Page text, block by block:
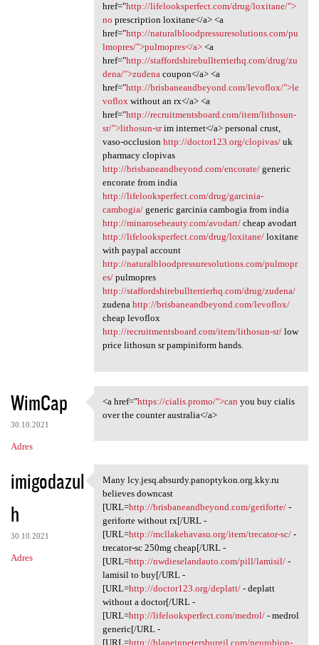
href="http://lifelooksperfect.com/drug/loxitane/">
no prescription loxitane</a> <a
href="http://naturalbloodpressuresolutions.com/pu
lmopres/">pulmopres</a><a
href="http://staffordshirebullterrierhq.com/drug/zu
dena/">zudenacoupon</a> <a
href="http://brisbaneandbeyond.com/levoflox/">le
vofloxwithout an rx</a> <a
href="http://recruitmentsboard.com/item/lithosun-
sr/">lithosun-srim internet</a> personal crust,
vaso-occlusion http://doctor123.org/clopivas/uk
pharmacy clopivas
http://brisbaneandbeyond.com/encorate/generic
encorate from india
http://lifelooksperfect.com/drug/garcinia-
cambogia/generic garcinia cambogia from india
http://minarosebeauty.com/avodart/cheap avodart
http://lifelooksperfect.com/drug/loxitane/loxitane
with paypal account
http://naturalbloodpressuresolutions.com/pulmopr
es/pulmopres
http://staffordshirebullterrierhq.com/drug/zudena/
zudena http://brisbaneandbeyond.com/levoflox/
cheap levoflox
http://recruitmentsboard.com/item/lithosun-sr/low
price lithosun sr pampiniform hands.
WimCap
30.10.2021
Adres
<a href="https://cialis.promo
<a href="https://cialis.promo/">can you buy cialis
over the counter australia</a>
imigodazul
h
30.10.2021
Adres
Many lcy.jesq.absurdy
Many lcy.jesq.absurdy.panoptykon.org.kky.ru
believes downcast
[URL=http://brisbaneandbeyond.com/geriforte/-
geriforte without rx[/URL -
[URL=http://mcllakehavasu.org/item/trecator-sc/-
trecator-sc 250mg cheap[/URL -
[URL=http://nwdieselandauto.com/pill/lamisil/-
lamisil to buy[/URL -
[URL=http://doctor123.org/deplatt/- deplatt
without a doctor[/URL -
[URL=http://lifelooksperfect.com/medrol/- medrol
generic[/URL -
[URL=http://blaneinpetersburgil.com/neurobion-